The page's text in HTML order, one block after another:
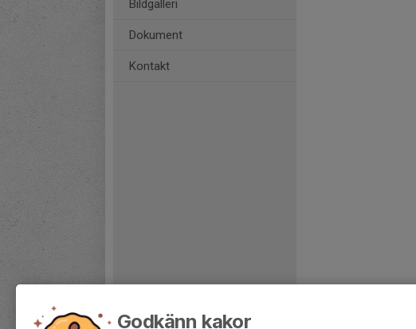
Bildgalleri
Dokument
Kontakt
Godkänn kakor